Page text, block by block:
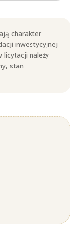
charakter
inwestycyjnej
licytacji należy
stan